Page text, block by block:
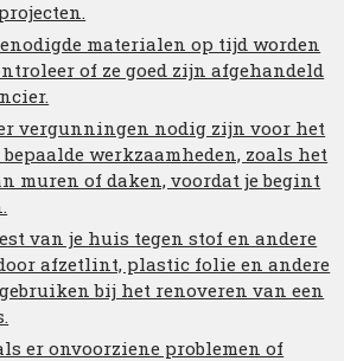
materialen op tijd worden
of ze goed zijn afgehandeld
vergunningen nodig zijn voor het
werkzaamheden, zoals het
muren of daken, voordat je begint
van je huis tegen stof en andere
afzetlint, plastic folie en andere
bij het renoveren van een
er onvoorziene problemen of